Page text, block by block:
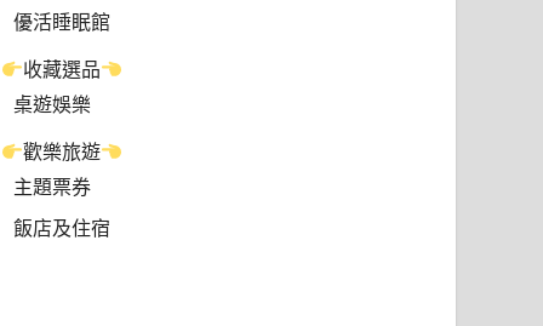
優活睡眠館
收藏選品
桌遊娛樂
歡樂旅遊
主題票券
飯店及住宿